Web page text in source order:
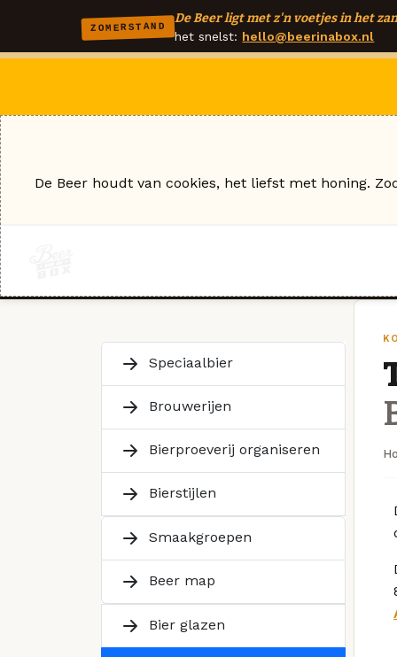
ZOMERSTAND
De Beer ligt met z'n voetjes in het
het snelst: hello@beerinabox.nl
Speciaalbier
Brouwerijen
Bierproeverij organiseren
Bierstijlen
Smaakgroepen
Beer map
Bier glazen
De Beer houdt van cookies, het liefst met honing.